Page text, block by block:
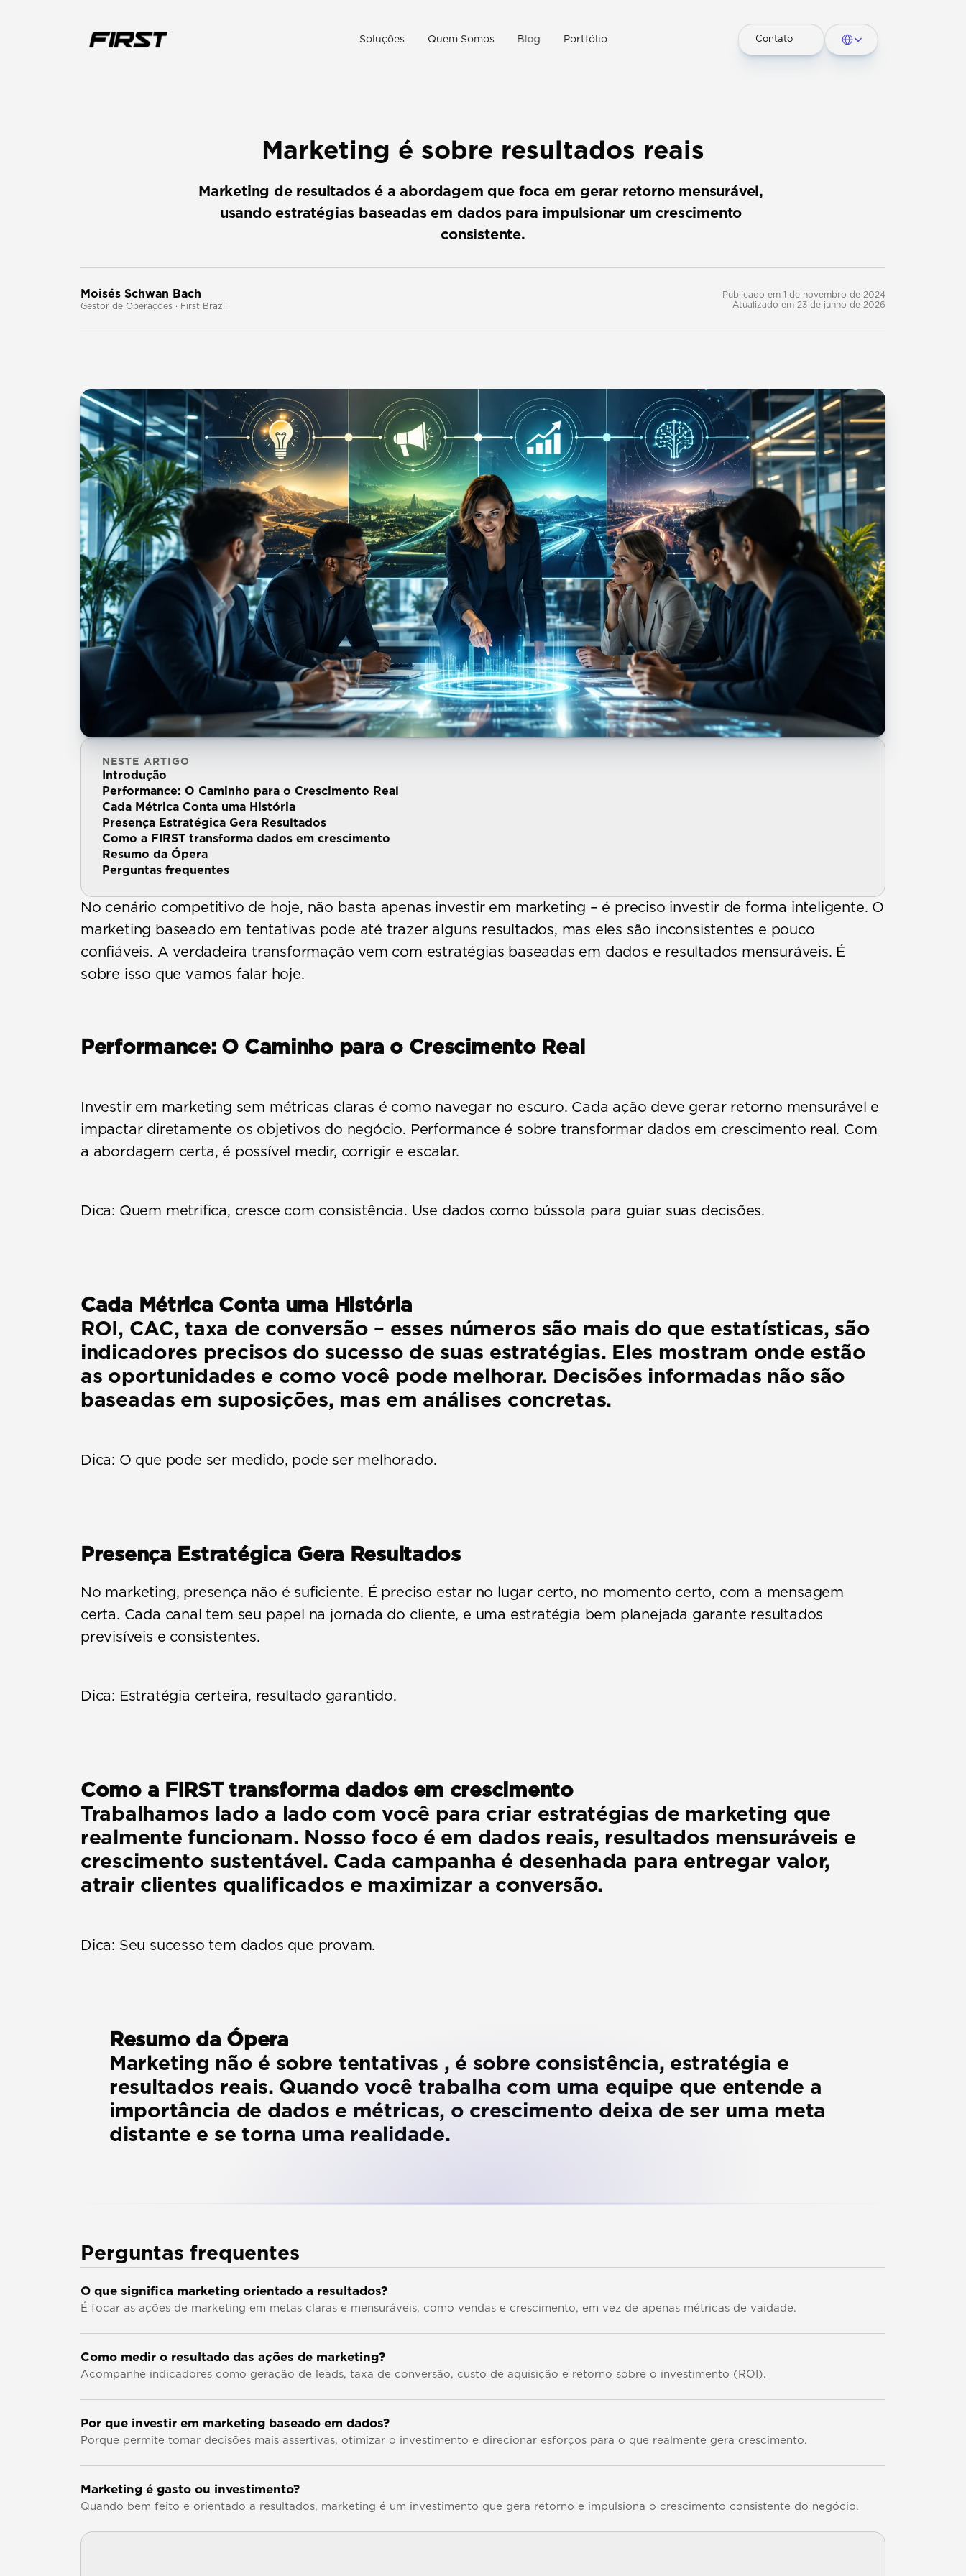
Soluções Quem Somos Blog Portfólio Contato
Select Language
Marketing é sobre resultados reais
Marketing de resultados é a abordagem que foca em gerar retorno mensurável,
usando estratégias baseadas em dados para impulsionar um crescimento
consistente.
Moisés Schwan Bach
Gestor de Operações · First Brazil
Publicado em 1 de novembro de 2024
Atualizado em 23 de junho de 2026
NESTE ARTIGO
Introdução
Performance: O Caminho para o Crescimento Real
Cada Métrica Conta uma História
Presença Estratégica Gera Resultados
Como a FIRST transforma dados em crescimento
Resumo da Ópera
Perguntas frequentes
No cenário competitivo de hoje, não basta apenas investir em marketing – é preciso investir de forma inteligente. O
marketing baseado em tentativas pode até trazer alguns resultados, mas eles são inconsistentes e pouco
confiáveis. A verdadeira transformação vem com estratégias baseadas em dados e resultados mensuráveis. É
sobre isso que vamos falar hoje.
Performance: O Caminho para o Crescimento Real
Investir em marketing sem métricas claras é como navegar no escuro. Cada ação deve gerar retorno mensurável e
impactar diretamente os objetivos do negócio. Performance é sobre transformar dados em crescimento real. Com
a abordagem certa, é possível medir, corrigir e escalar.
Dica: Quem metrifica, cresce com consistência. Use dados como bússola para guiar suas decisões.
Cada Métrica Conta uma História
ROI, CAC, taxa de conversão – esses números são mais do que estatísticas, são
indicadores precisos do sucesso de suas estratégias. Eles mostram onde estão
as oportunidades e como você pode melhorar. Decisões informadas não são
baseadas em suposições, mas em análises concretas.
Dica: O que pode ser medido, pode ser melhorado.
Presença Estratégica Gera Resultados
No marketing, presença não é suficiente. É preciso estar no lugar certo, no momento certo, com a mensagem
certa. Cada canal tem seu papel na jornada do cliente, e uma estratégia bem planejada garante resultados
previsíveis e consistentes.
Dica: Estratégia certeira, resultado garantido.
Como a FIRST transforma dados em crescimento
Trabalhamos lado a lado com você para criar estratégias de marketing que
realmente funcionam. Nosso foco é em dados reais, resultados mensuráveis e
crescimento sustentável. Cada campanha é desenhada para entregar valor,
atrair clientes qualificados e maximizar a conversão.
Dica: Seu sucesso tem dados que provam.
Resumo da Ópera
Marketing não é sobre tentativas , é sobre consistência, estratégia e
resultados reais. Quando você trabalha com uma equipe que entende a
importância de dados e métricas, o crescimento deixa de ser uma meta
distante e se torna uma realidade.
Perguntas frequentes
O que significa marketing orientado a resultados?
É focar as ações de marketing em metas claras e mensuráveis, como vendas e crescimento, em vez de apenas métricas de vaidade.
Como medir o resultado das ações de marketing?
Acompanhe indicadores como geração de leads, taxa de conversão, custo de aquisição e retorno sobre o investimento (ROI).
Por que investir em marketing baseado em dados?
Porque permite tomar decisões mais assertivas, otimizar o investimento e direcionar esforços para o que realmente gera crescimento.
Marketing é gasto ou investimento?
Quando bem feito e orientado a resultados, marketing é um investimento que gera retorno e impulsiona o crescimento consistente do negócio.